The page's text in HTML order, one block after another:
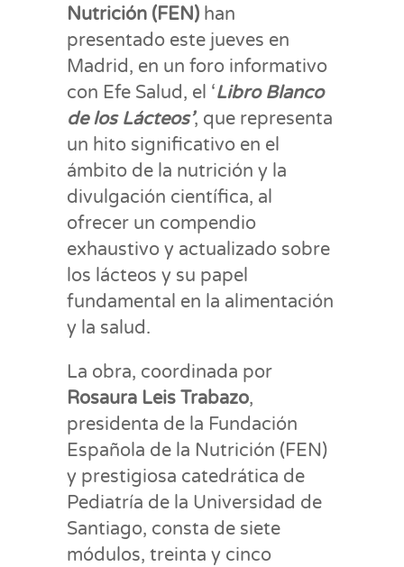
Nutrición (FEN) han
presentado este jueves en
Madrid, en un foro informativo
con Efe Salud, el ‘Libro Blanco
de los Lácteos’, que representa
un hito significativo en el
ámbito de la nutrición y la
divulgación científica, al
ofrecer un compendio
exhaustivo y actualizado sobre
los lácteos y su papel
fundamental en la alimentación
y la salud.
La obra, coordinada por
Rosaura Leis Trabazo,
presidenta de la Fundación
Española de la Nutrición (FEN)
y prestigiosa catedrática de
Pediatría de la Universidad de
Santiago, consta de siete
módulos, treinta y cinco